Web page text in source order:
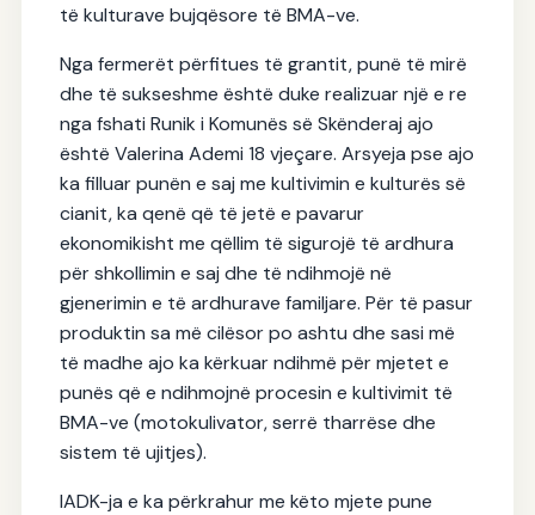
të kulturave bujqësore të BMA-ve.
Nga fermerët përfitues të grantit, punë të mirë
dhe të sukseshme është duke realizuar një e re
nga fshati Runik i Komunës së Skënderaj ajo
është Valerina Ademi 18 vjeçare. Arsyeja pse ajo
ka filluar punën e saj me kultivimin e kulturës së
cianit, ka qenë që të jetë e pavarur
ekonomikisht me qëllim të sigurojë të ardhura
për shkollimin e saj dhe të ndihmojë në
gjenerimin e të ardhurave familjare. Për të pasur
produktin sa më cilësor po ashtu dhe sasi më
të madhe ajo ka kërkuar ndihmë për mjetet e
punës që e ndihmojnë procesin e kultivimit të
BMA-ve (motokulivator, serrë tharrëse dhe
sistem të ujitjes).
IADK-ja e ka përkrahur me këto mjete pune